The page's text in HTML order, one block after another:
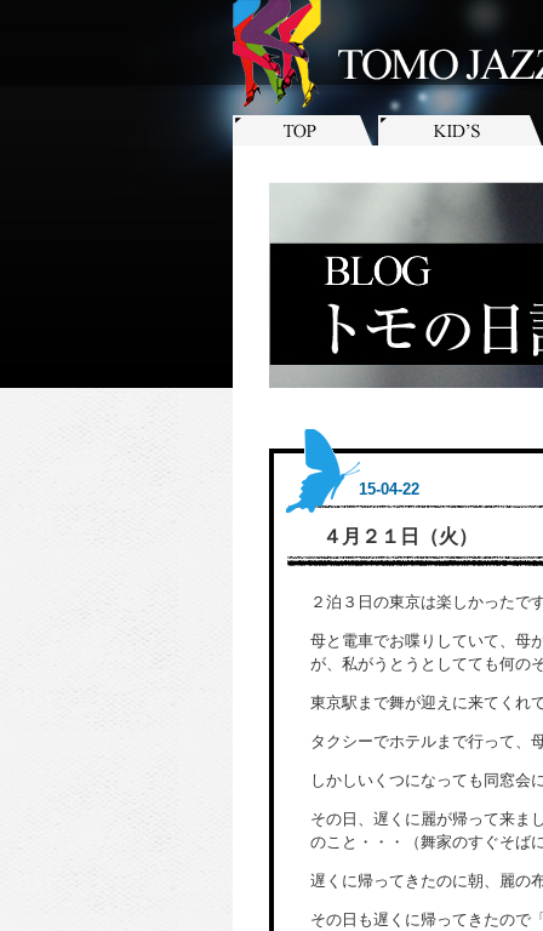
15-04-22
４月２１日（火）
２泊３日の東京は楽しかったで
母と電車でお喋りしていて、母
が、私がうとうとしてても何の
東京駅まで舞が迎えに来てくれ
タクシーでホテルまで行って、
しかしいくつになっても同窓会
その日、遅くに麗が帰って来ま
のこと・・・（舞家のすぐそば
遅くに帰ってきたのに朝、麗の
その日も遅くに帰ってきたので